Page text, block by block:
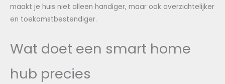
maakt je huis niet alleen handiger, maar ook overzichtelijker
en toekomstbestendiger.
Wat doet een smart home
hub precies